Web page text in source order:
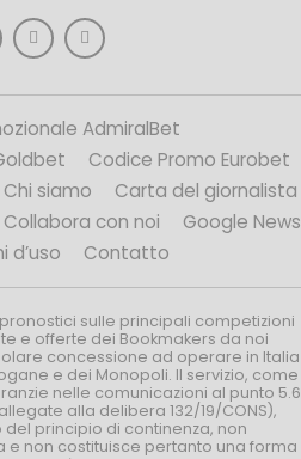
AdmiralBet
Codice Promo Eurobet
Chi siamo
Carta del giornalista
Collabora con noi
Google News
d’uso
Contatto
sulle principali competizioni
e offerte dei Bookmakers da noi
concessione ad operare in Italia
e dei Monopoli. Il servizio, come
nelle comunicazioni al punto 5.6
alla delibera 132/19/CONS),
principio di continenza, non
e non costituisce pertanto una forma